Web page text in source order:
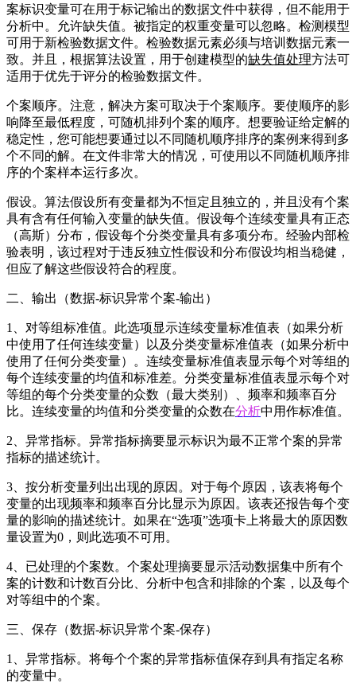
案标识变量可在用于标记输出的数据文件中获得，但不能用于
分析中。允许缺失值。被指定的权重变量可以忽略。检测模型
可用于新检验数据文件。检验数据元素必须与培训数据元素一
致。并且，根据算法设置，用于创建模型的缺失值处理方法可
适用于优先于评分的检验数据文件。
个案顺序。注意，解决方案可取决于个案顺序。要使顺序的影
响降至最低程度，可随机排列个案的顺序。想要验证给定解的
稳定性，您可能想要通过以不同随机顺序排序的案例来得到多
个不同的解。在文件非常大的情况，可使用以不同随机顺序排
序的个案样本运行多次。
假设。算法假设所有变量都为不恒定且独立的，并且没有个案
具有含有任何输入变量的缺失值。假设每个连续变量具有正态
（高斯）分布，假设每个分类变量具有多项分布。经验内部检
验表明，该过程对于违反独立性假设和分布假设均相当稳健，
但应了解这些假设符合的程度。
二、输出（数据-标识异常个案-输出）
1、对等组标准值。此选项显示连续变量标准值表（如果分析
中使用了任何连续变量）以及分类变量标准值表（如果分析中
使用了任何分类变量）。连续变量标准值表显示每个对等组的
每个连续变量的均值和标准差。分类变量标准值表显示每个对
等组的每个分类变量的众数（最大类别）、频率和频率百分
比。连续变量的均值和分类变量的众数在分析中用作标准值。
2、异常指标。异常指标摘要显示标识为最不正常个案的异常
指标的描述统计。
3、按分析变量列出出现的原因。对于每个原因，该表将每个
变量的出现频率和频率百分比显示为原因。该表还报告每个变
量的影响的描述统计。如果在“选项”选项卡上将最大的原因数
量设置为0，则此选项不可用。
4、已处理的个案数。个案处理摘要显示活动数据集中所有个
案的计数和计数百分比、分析中包含和排除的个案，以及每个
对等组中的个案。
三、保存（数据-标识异常个案-保存）
1、异常指标。将每个个案的异常指标值保存到具有指定名称
的变量中。